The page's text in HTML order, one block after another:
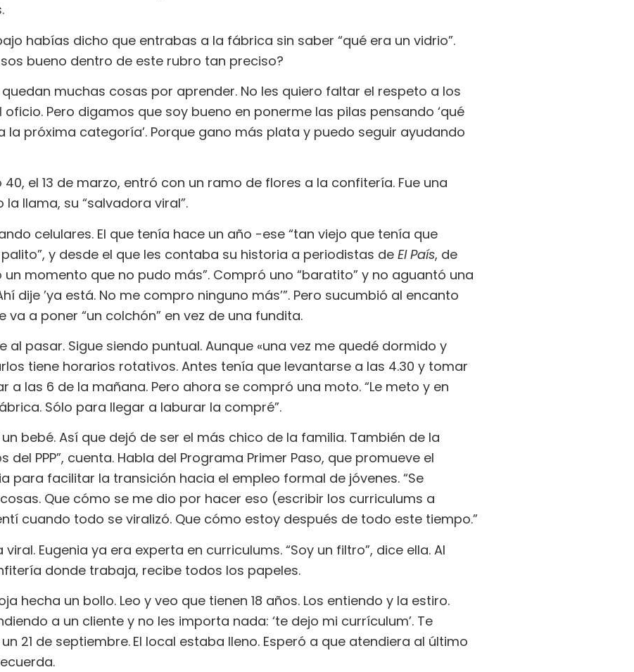
habías dicho que entrabas a la fábrica sin saber “qué era un vidrio”.
bueno dentro de este rubro tan preciso?
muchas cosas por aprender. No les quiero faltar el respeto a los
Pero digamos que soy bueno en ponerme las pilas pensando ‘qué
la próxima categoría’. Porque gano más plata y puedo seguir ayudando
el 13 de marzo, entró con un ramo de flores a la confitería. Fue una
llama, su “salvadora viral”.
celulares. El que tenía hace un año -ese “tan viejo que tenía que
y desde el que les contaba su historia a periodistas de El País, de
un momento que no pudo más”. Compró uno “baratito” y no aguantó una
dije ’ya está. No me compro ninguno más’”. Pero sucumbió al encanto
va a poner “un colchón” en vez de una fundita.
al pasar. Sigue siendo puntual. Aunque «una vez me quedé dormido y
tiene horarios rotativos. Antes tenía que levantarse a las 4.30 y tomar
a las 6 de la mañana. Pero ahora se compró una moto. “Le meto y en
Sólo para llegar a laburar la compré”.
bebé. Así que dejó de ser el más chico de la familia. También de la
del PPP”, cuenta. Habla del Programa Primer Paso, que promueve el
para facilitar la transición hacia el empleo formal de jóvenes. “Se
Que cómo se me dio por hacer eso (escribir los curriculums a
cuando todo se viralizó. Que cómo estoy después de todo este tiempo.”
Eugenia ya era experta en curriculums. “Soy un filtro”, dice ella. Al
donde trabaja, recibe todos los papeles.
hecha un bollo. Leo y veo que tienen 18 años. Los entiendo y la estiro.
a un cliente y no les importa nada: ‘te dejo mi currículum’. Te
21 de septiembre. El local estaba lleno. Esperó a que atendiera al último